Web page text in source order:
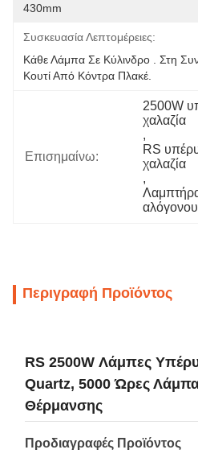
430mm
Συσκευασία Λεπτομέρειες:
Κάθε Λάμπα Σε Κύλινδρο . Στη
Κουτί Από Κόντρα Πλακέ.
Επισημαίνω:
2500W
χαλαζία
,
RS
χαλαζία
,
Περιγραφή Προϊόντος
RS 2500W Λάμπες
Quartz, 5000 Ώρες
Θέρμανσης
Προδιαγραφές Προϊόντος